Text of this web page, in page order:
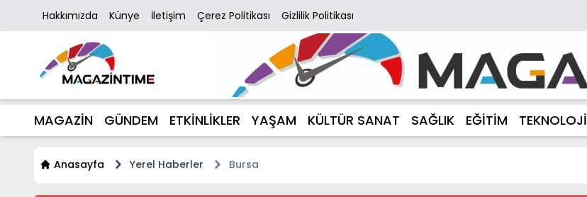
Hakkımızda Künye İletişim Çerez Politikası Gizlilik Politikası
MAGAZİN GÜNDEM ETKİNLİKLER YAŞAM KÜLTÜR SANAT SAĞLIK EĞİTİM TEKNOLOJİ
Anasayfa Yerel Haberler Bursa